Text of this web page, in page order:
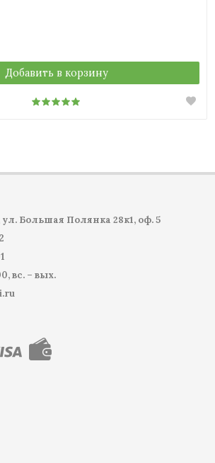
Добавить в корзину
ул. Большая Полянка 28к1, оф. 5
вс. – вых.